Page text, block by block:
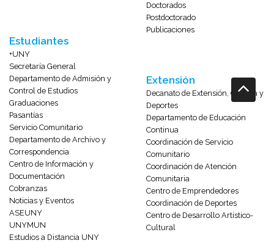
Estudiantes
+UNY
Secretaría General
Departamento de Admisión y
Control de Estudios
Graduaciones
Pasantías
Servicio Comunitario
Departamento de Archivo y
Correspondencia
Centro de Información y
Documentación
Cobranzas
Noticias y Eventos
ASEUNY
UNYMUN
Estudios a Distancia UNY
Doctorados
Postdoctorado
Publicaciones
Extensión
Decanato de Extensión, Cultura y
Deportes
Departamento de Educación
Continua
Coordinación de Servicio
Comunitario
Coordinación de Atención
Comunitaria
Centro de Emprendedores
Coordinación de Deportes
Centro de Desarrollo Artístico-
Cultural